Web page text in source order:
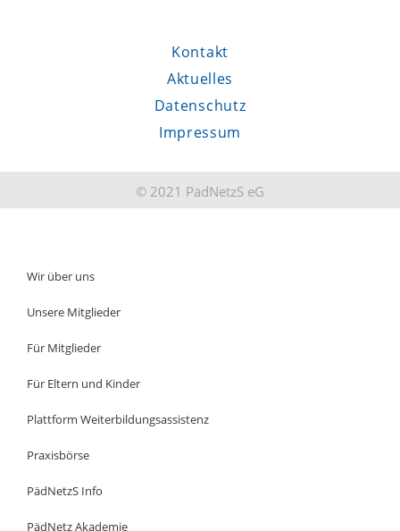
Kontakt
Aktuelles
Datenschutz
Impressum
© 2021 PädNetzS eG
Wir über uns
Unsere Mitglieder
Für Mitglieder
Für Eltern und Kinder
Plattform Weiterbildungsassistenz
Praxisbörse
PädNetzS Info
PädNetz Akademie